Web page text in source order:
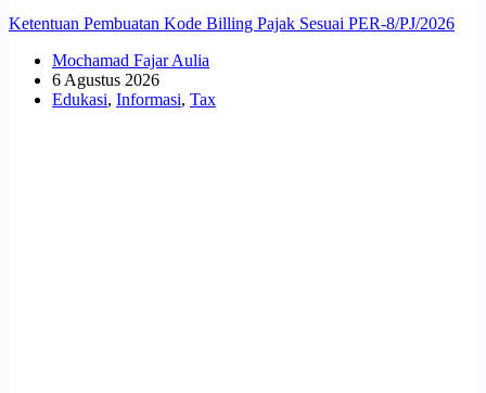
Ketentuan Pembuatan Kode Billing Pajak Sesuai PER-8/PJ/2026
Mochamad Fajar Aulia
6 Agustus 2026
Edukasi, Informasi, Tax